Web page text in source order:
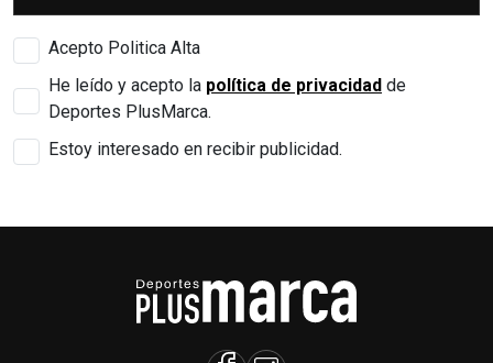
Acepto Politica Alta
He leído y acepto la política de privacidad de
Deportes PlusMarca.
Estoy interesado en recibir publicidad.